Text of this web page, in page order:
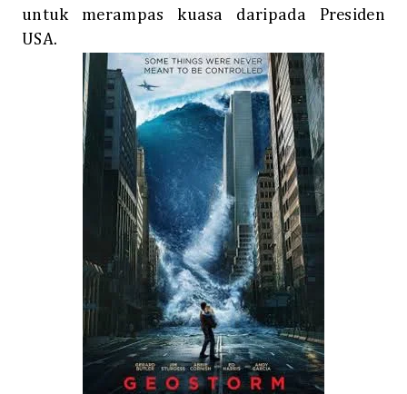
untuk merampas kuasa daripada Presiden
USA.